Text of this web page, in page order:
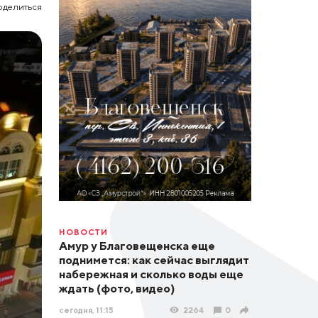
НОВОСТИ
Амур у Благовещенска еще
поднимется: как сейчас выглядит
набережная и сколько воды еще
ждать (фото, видео)
сегодня, 11:15 2264 0